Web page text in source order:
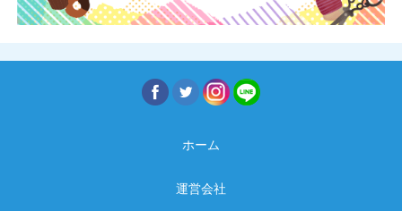
ホーム
運営会社